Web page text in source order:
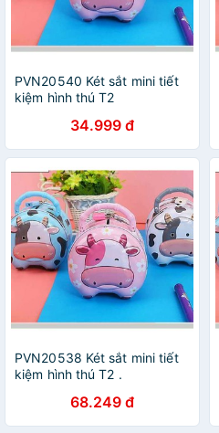
PVN20540 Két sắt mini tiết
kiệm hình thú T2
34.999 đ
PVN20538 Két sắt mini tiết
kiệm hình thú T2 .
68.249 đ